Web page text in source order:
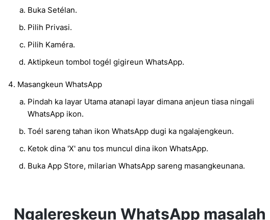
Buka Setélan.
Pilih Privasi.
Pilih Kaméra.
Aktipkeun tombol togél gigireun WhatsApp.
Masangkeun WhatsApp
Pindah ka layar Utama atanapi layar dimana anjeun tiasa ningali
WhatsApp ikon.
Toél sareng tahan ikon WhatsApp dugi ka ngalajengkeun.
Ketok dina 'X' anu tos muncul dina ikon WhatsApp.
Buka App Store, milarian WhatsApp sareng masangkeunana.
Ngalereskeun WhatsApp masalah